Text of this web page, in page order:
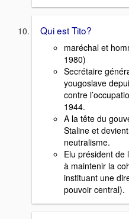
Qui est Tito?
maréchal et
1980)
Secrétaire
yougoslave
contre
1944.
A la tête du
Staline et
neutralisme.
Elu président de
à maintenir la
instituant une
pouvoir central).